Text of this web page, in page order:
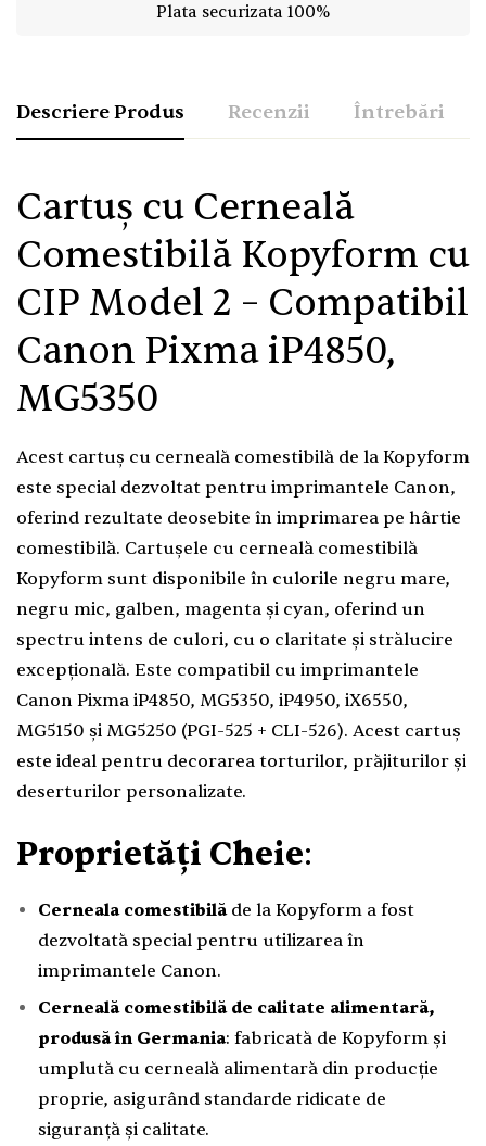
Plata securizata 100%
Descriere Produs Recenzii Întrebări
Cartuș cu Cerneală
Comestibilă Kopyform cu
CIP Model 2 – Compatibil
Canon Pixma iP4850,
MG5350
Acest cartuș cu cerneală comestibilă de la Kopyform
este special dezvoltat pentru imprimantele Canon,
oferind rezultate deosebite în imprimarea pe hârtie
comestibilă. Cartușele cu cerneală comestibilă
Kopyform sunt disponibile în culorile negru mare,
negru mic, galben, magenta și cyan, oferind un
spectru intens de culori, cu o claritate și strălucire
excepțională. Este compatibil cu imprimantele
Canon Pixma iP4850, MG5350, iP4950, iX6550,
MG5150 și MG5250 (PGI-525 + CLI-526). Acest cartuș
este ideal pentru decorarea torturilor, prăjiturilor și
deserturilor personalizate.
Proprietăți Cheie:
Cerneala comestibilăde la Kopyform a fost
dezvoltată special pentru utilizarea în
imprimantele Canon.
Cerneală comestibilă de calitate alimentară,
produsă în Germania: fabricată de Kopyform și
umplută cu cerneală alimentară din producție
proprie, asigurând standarde ridicate de
siguranță și calitate.